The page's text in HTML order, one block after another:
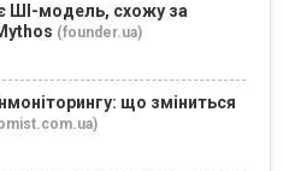
ШІ-модель, схожу за
(founder.ua)
що зміниться